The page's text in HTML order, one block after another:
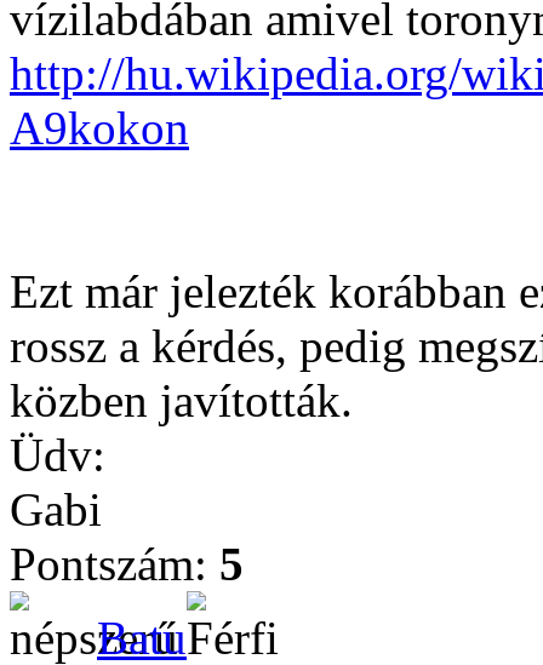
vízilabdában amivel
http://hu.wikipedia.org/
A9kokon
Ezt már jelezték korábban
rossz a kérdés, pedig
közben javították.
Üdv:
Gabi
Pontszám: 5
Batu